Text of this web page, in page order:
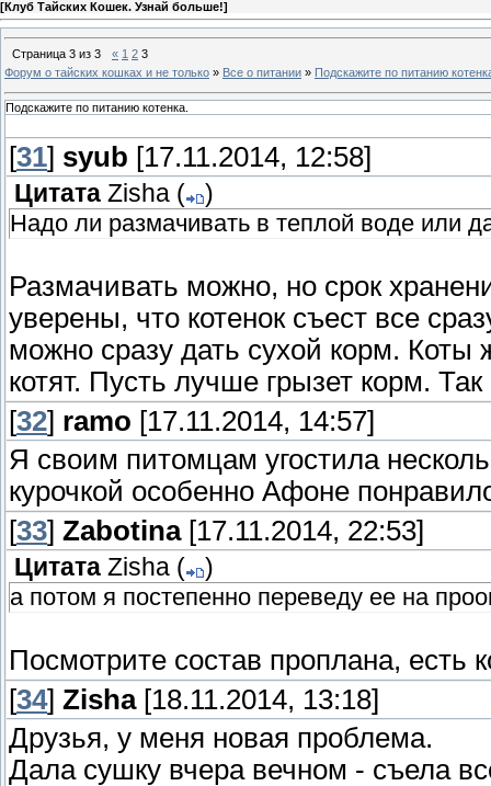
[Клуб Тайских Кошек. Узнай больше!]
Страница 3 из 3 « 1 2 3
Форум о тайских кошках и не только » Все о питании » Подскажите по питанию
Подскажите по питанию котенка.
[31] syub [17.11.2014, 12:58]
Цитата Zisha (
)
Надо ли размачивать в теплой воде или
Размачивать можно, но срок
уверены, что котенок съест все
можно сразу дать сухой корм.
котят. Пусть лучше грызет корм.
[32] ramo [17.11.2014, 14:57]
Я своим питомцам угостила
курочкой особенно Афоне
[33] Zabotina[17.11.2014, 22:53]
Цитата Zisha (
)
а потом я постепенно переведу ее на
Посмотрите состав проплана, есть
[34] Zisha[18.11.2014, 13:18]
Друзья, у меня новая проблема.
Дала сушку вчера вечном - съела